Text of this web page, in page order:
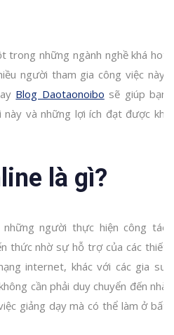
trong những ngành nghề khá hot
người tham gia công việc này.
Blog Daotaonoibo sẽ giúp bạn
và những lợi ích đạt được khi
là gì?
người thực hiện công tác
thức nhờ sự hỗ trợ của các thiết
internet, khác với các gia sư
cần phải duy chuyển đến nhà
giảng dạy mà có thể làm ở bất